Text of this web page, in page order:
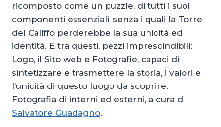
ricomposto come un puzzle, di tutti i suoi
componenti essenziali, senza i quali la Torre
del Califfo perderebbe la sua unicità ed
identità. E tra questi, pezzi imprescindibili:
Logo, il Sito web e Fotografie, capaci di
sintetizzare e trasmettere la storia, i valori e
l’unicità di questo luogo da scoprire.
Fotografia di interni ed esterni, a cura di
Salvatore Guadagno.